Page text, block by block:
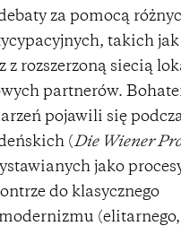
za pomocą
takich
z rozszerzoną siecią
partnerów.
pojawili się
(Die Wiener
jako
do klasycznego
(elitarnego,